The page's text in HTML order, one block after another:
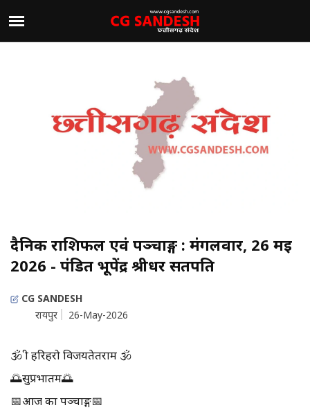
दैनिक राशिफल एवं पञ्चाङ्ग : मंगलवार, 26 मई
2026 - पंडित भूपेंद्र श्रीधर सतपति
CG SANDESH
रायपुर
26-May-2026
🕉️ श्री हरिहरो विजयतेतराम 🕉️
🌅सुप्रभातम🌅
📅आज का पञ्चाङ्ग📅